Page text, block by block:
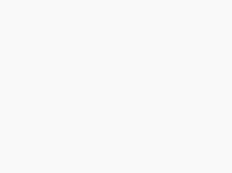
SDK»